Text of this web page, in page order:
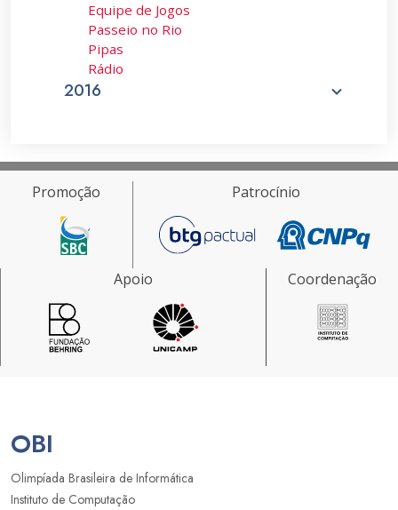
Equipe de Jogos
Passeio no Rio
Pipas
Rádio
2016
Promoção Patrocínio
Apoio Coordenação
OBI
Olimpíada Brasileira de Informática
Instituto de Computação